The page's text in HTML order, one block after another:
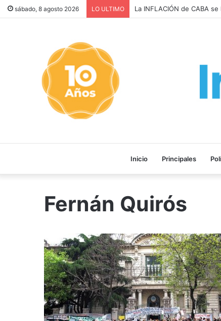
sábado, 8 agosto 2026 LO ULTIMO La INFLACIÓN de CABA
Inicio Principales
Fernán Quirós